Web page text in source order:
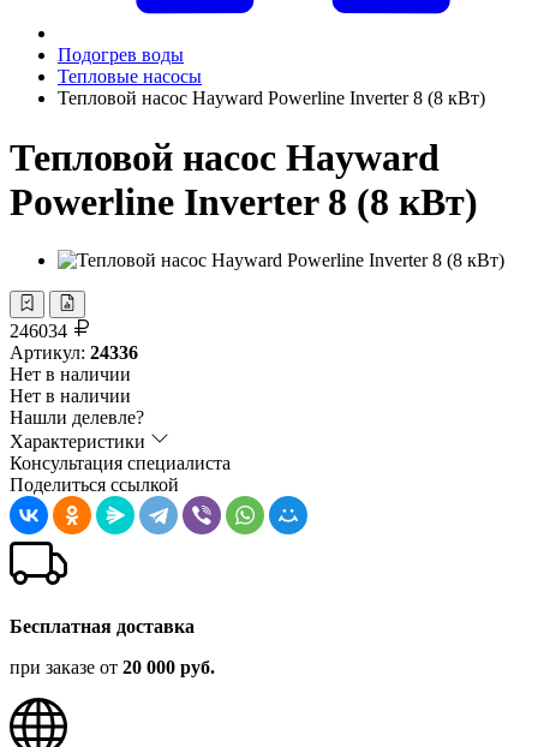
Подогрев воды
Тепловые насосы
Тепловой насос Hayward Powerline Inverter 8 (8 кВт)
Тепловой насос Hayward
Powerline Inverter 8 (8 кВт)
246034
Артикул: 24336
Нет в наличии
Нет в наличии
Нашли делевле?
Характеристики
Консультация специалиста
Поделиться ссылкой
Бесплатная доставка
при заказе от 20 000 руб.